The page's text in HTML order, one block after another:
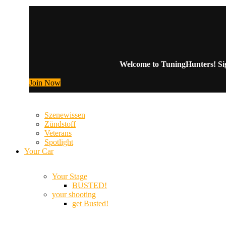
Welcome to TuningHunters!
Join Now
Szenewissen
Zündstoff
Veterans
Spotlight
Your Car
Your Stage
BUSTED!
your shooting
get Busted!